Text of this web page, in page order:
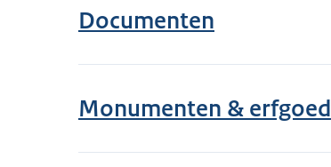
Documenten
Monumenten & erfgoed